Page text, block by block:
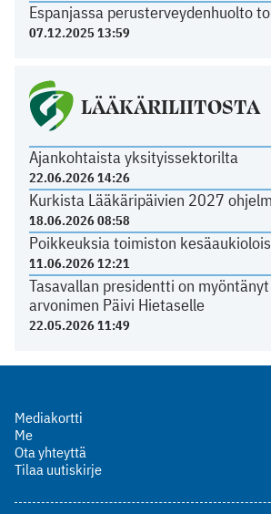
Espanjassa perusterveydenhuolto
07.12.2025 13:59
LÄÄKÄRILIITOSTA
Ajankohtaista yksityissektorilta
22.06.2026 14:26
Kurkista Lääkäripäivien 2027
18.06.2026 08:58
Poikkeuksia toimiston
11.06.2026 12:21
Tasavallan presidentti on
arvonimen Päivi Hietaselle
22.05.2026 11:49
Mediakortti
Me
Ota yhteyttä
Tilaa uutiskirje